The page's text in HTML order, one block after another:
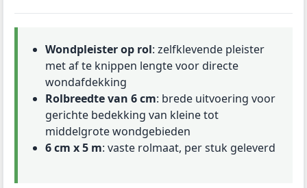
Wondpleister op rol: zelfklevende pleister
met af te knippen lengte voor directe
wondafdekking
Rolbreedte van 6 cm: brede uitvoering voor
gerichte bedekking van kleine tot
middelgrote wondgebieden
6 cm x 5 m: vaste rolmaat, per stuk geleverd